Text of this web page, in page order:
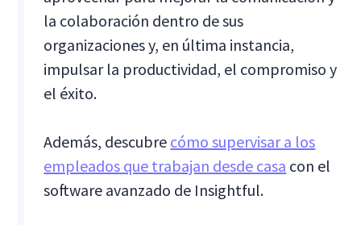
la colaboración dentro de sus
organizaciones y, en última instancia,
impulsar la productividad, el compromiso y
el éxito.
Además, descubre cómo supervisar a los
empleados que trabajan desde casa con el
software avanzado de Insightful.